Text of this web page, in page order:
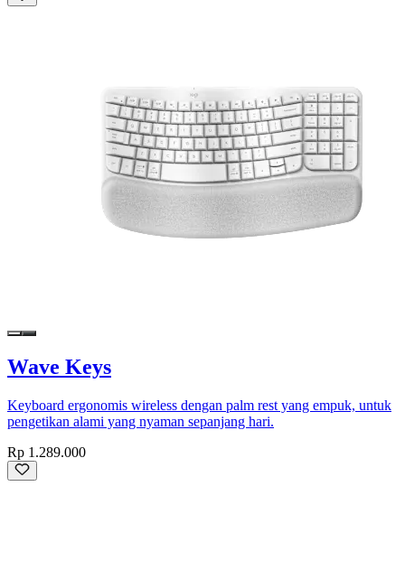
Wave Keys
Keyboard ergonomis wireless dengan palm rest yang empuk, untuk
pengetikan alami yang nyaman sepanjang hari.
Rp 1.289.000